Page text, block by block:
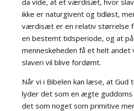
ikke er naturgivent og tidløst,
værdisæt er en relativ størrelse
en bestemt tidsperiode, og at
menneskeheden få et helt
slaveri vil blive fordømt.
Når vi i Bibelen kan læse, at Gud
lyder det som en ægte guddoms
det som noget som primitive